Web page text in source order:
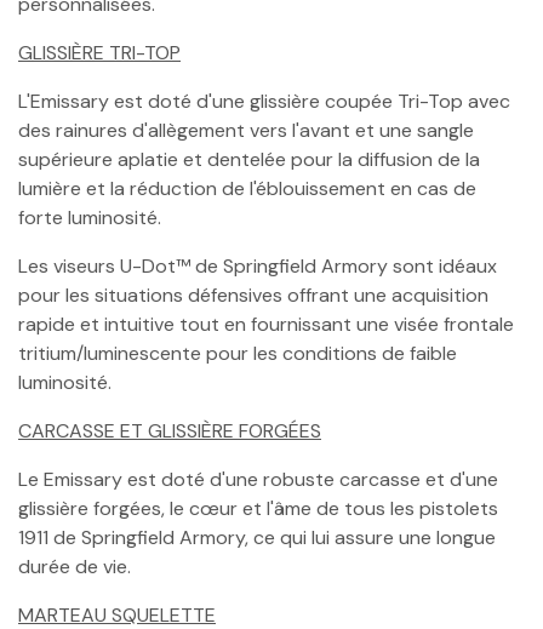
GLISSIÈRE TRI-TOP
L'Emissary est doté d'une glissière coupée Tri-Top avec
des rainures d'allègement vers l'avant et une sangle
supérieure aplatie et dentelée pour la diffusion de la
lumière et la réduction de l'éblouissement en cas de
forte luminosité.
Les viseurs U-Dot™ de Springfield Armory sont idéaux
pour les situations défensives offrant une acquisition
rapide et intuitive tout en fournissant une visée frontale
tritium/luminescente pour les conditions de faible
luminosité.
CARCASSE ET GLISSIÈRE FORGÉES
Le Emissary est doté d'une robuste carcasse et d'une
glissière forgées, le cœur et l'âme de tous les pistolets
1911 de Springfield Armory, ce qui lui assure une longue
durée de vie.
MARTEAU SQUELETTE